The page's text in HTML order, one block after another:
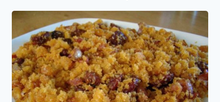
Alcoshor
(Migas
de
Papas)